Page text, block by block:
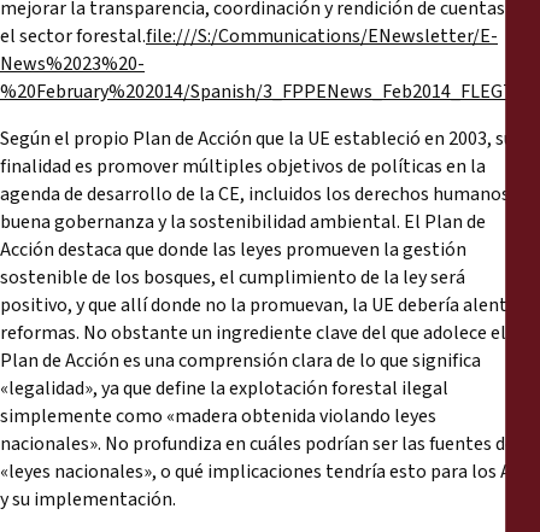
mejorar la transparencia, coordinación y rendición de cuentas en
el sector forestal.file:///S:/Communications/ENewsletter/E-
News%2023%20-
%20February%202014/Spanish/
Según el propio Plan de Acción que la UE estableció en 2003, su
finalidad es promover múltiples objetivos de políticas en la
agenda de desarrollo de la CE, incluidos los derechos humanos, la
buena gobernanza y la sostenibilidad ambiental. El Plan de
Acción destaca que donde las leyes promueven la gestión
sostenible de los bosques, el cumplimiento de la ley será
positivo, y que allí donde no la promuevan, la UE debería alentar
reformas. No obstante un ingrediente clave del que adolece el
Plan de Acción es una comprensión clara de lo que significa
«legalidad», ya que define la explotación forestal ilegal
simplemente como «madera obtenida violando leyes
nacionales». No profundiza en cuáles podrían ser las fuentes de
«leyes nacionales», o qué implicaciones tendría esto para los AVA
y su implementación.